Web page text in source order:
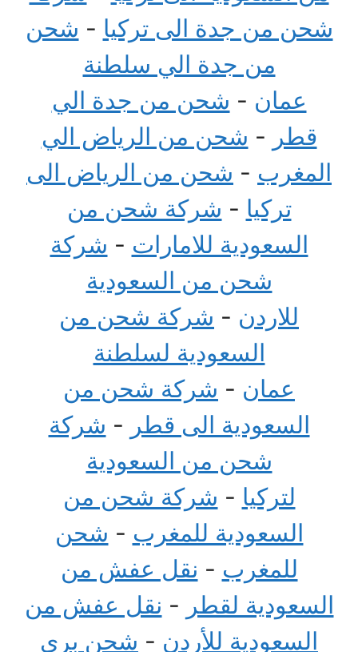
شحن من جدة الى تركيا - شحن
من جدة الي سلطنة
عمان - شحن من جدة الي
قطر - شحن من الرياض الي
المغرب - شحن من الرياض الى
تركيا - شركة شحن من
السعودية للامارات - شركة
شحن من السعودية
للاردن - شركة شحن من
السعودية لسلطنة
عمان - شركة شحن من
السعودية الى قطر - شركة
شحن من السعودية
لتركيا - شركة شحن من
السعودية للمغرب - شحن
للمغرب - نقل عفش من
السعودية لقطر - نقل عفش من
السعودية للأردن - شحن بري